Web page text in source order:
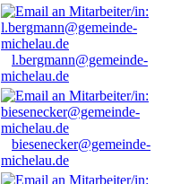
l.bergmann@gemeinde-
michelau.de
biesenecker@gemeinde-
michelau.de